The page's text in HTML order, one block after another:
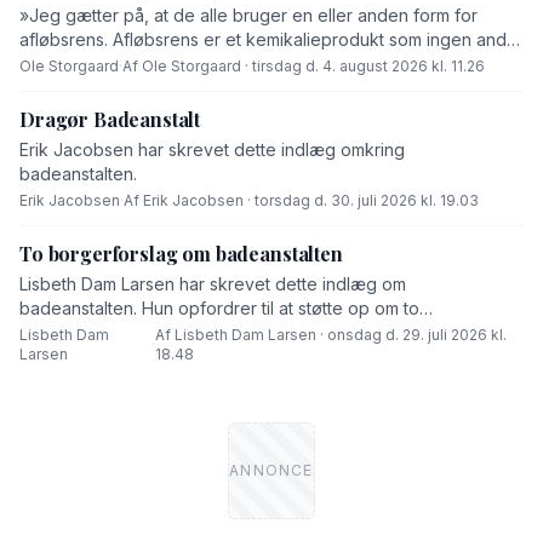
»Jeg gætter på, at de alle bruger en eller anden form for
afløbsrens. Afløbsrens er et kemikalieprodukt som ingen andre
end fabrikanten ved hvad består af,« skriver Ole Storgaard i
Ole Storgaard·Af Ole Storgaard · tirsdag d. 4. august 2026 kl. 11.26
Dragør Badeanstalt
Erik Jacobsen har skrevet dette indlæg omkring
badeanstalten.
Erik Jacobsen·Af Erik Jacobsen · torsdag d. 30. juli 2026 kl. 19.03
To borgerforslag om badeanstalten
Lisbeth Dam Larsen har skrevet dette indlæg om
badeanstalten. Hun opfordrer til at støtte op om to
borgerforslag.
Lisbeth Dam
Larsen
·
Af Lisbeth Dam Larsen · onsdag d. 29. juli 2026 kl.
18.48